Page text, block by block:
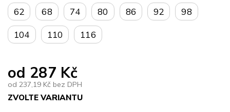
od 287 Kč
od 237,19 Kč bez DPH
ZVOLTE VARIANTU
62 68 74 80 86 92 98
104 110 116